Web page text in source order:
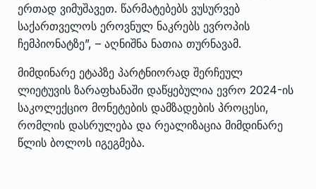
ერთად ვიმუშავეთ. წარმატებებს ვუსურვებ
საქართველოს ეროვნულ ნაკრებს ევროპის
ჩემპიონატზე”, – აღნიშნა ნათია თურნავამ.
მიმდინარე ეტაპზე პარტნიორად შერჩეულ
ლიეტუვის ზარაფხანაში დაწყებულია ევრო 2024-ის
საკოლექციო მონეტების დამზადების პროცესი,
რომლის დასრულება და რეალიზაცია მიმდინარე
წლის ბოლოს იგეგმება.